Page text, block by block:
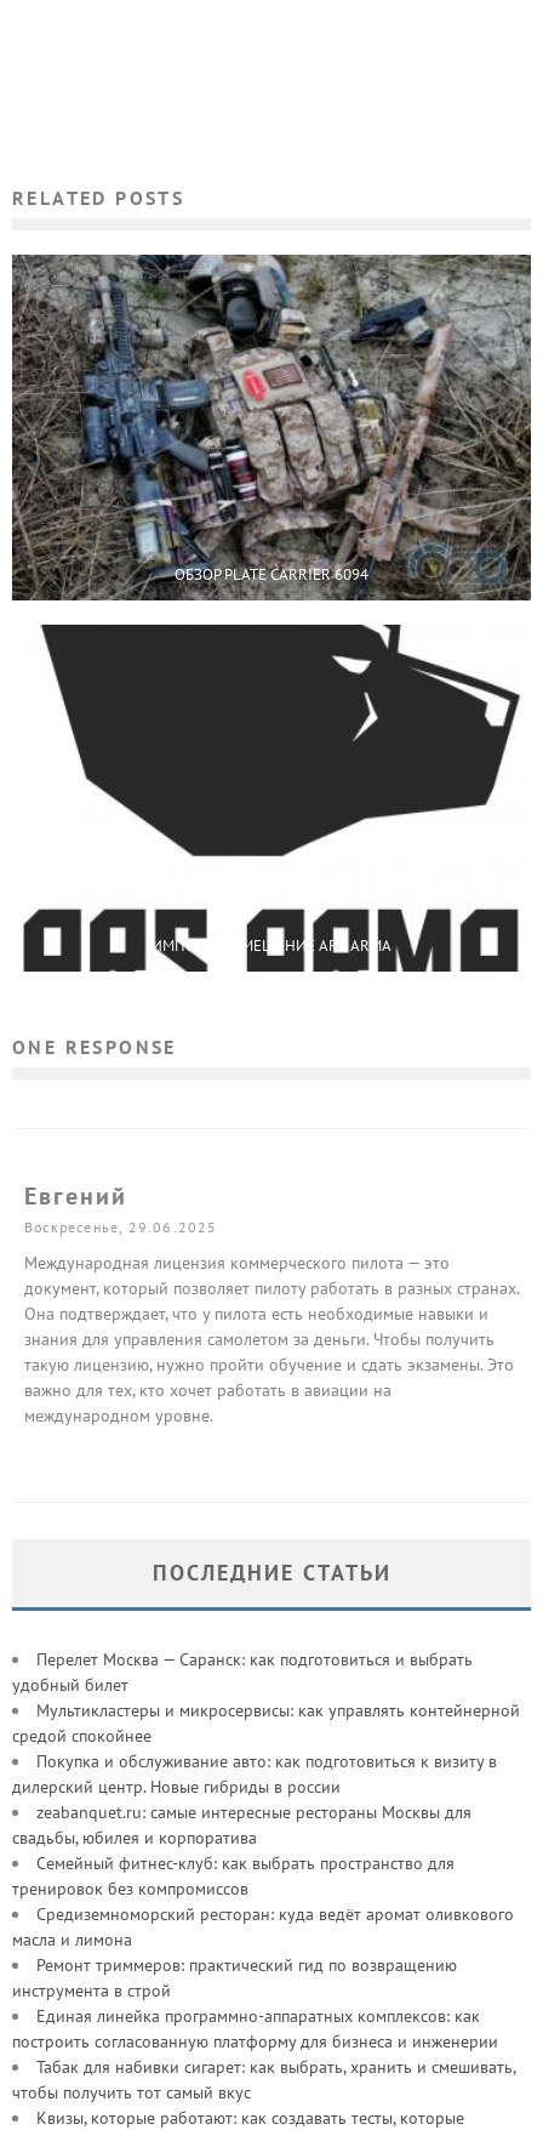
RELATED POSTS
ОБЗОР PLATE CARRIER 6094
ИМПОРТОЗАМЕЩЕНИЕ ARS ARMA
ONE RESPONSE
Евгений
Воскресенье, 29.06.2025
Международная лицензия коммерческого пилота — это
документ, который позволяет пилоту работать в разных странах.
Она подтверждает, что у пилота есть необходимые навыки и
знания для управления самолетом за деньги. Чтобы получить
такую лицензию, нужно пройти обучение и сдать экзамены. Это
важно для тех, кто хочет работать в авиации на
международном уровне.
ПОСЛЕДНИЕ СТАТЬИ
Перелет Москва — Саранск: как подготовиться и выбрать
удобный билет
Мультикластеры и микросервисы: как управлять контейнерной
средой спокойнее
Покупка и обслуживание авто: как подготовиться к визиту в
дилерский центр. Новые гибриды в россии
zeabanquet.ru: самые интересные рестораны Москвы для
свадьбы, юбилея и корпоратива
Семейный фитнес-клуб: как выбрать пространство для
тренировок без компромиссов
Средиземноморский ресторан: куда ведёт аромат оливкового
масла и лимона
Ремонт триммеров: практический гид по возвращению
инструмента в строй
Единая линейка программно-аппаратных комплексов: как
построить согласованную платформу для бизнеса и инженерии
Табак для набивки сигарет: как выбрать, хранить и смешивать,
чтобы получить тот самый вкус
Квизы, которые работают: как создавать тесты, которые